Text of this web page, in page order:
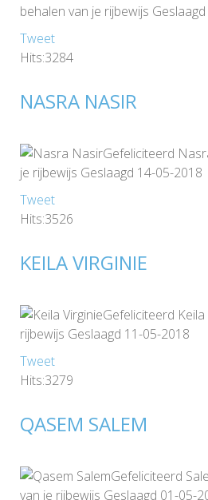
behalen van je rijbewijs
Tweet
Hits:3284
NASRA NASIR
Gefeliciteerd
je rijbewijs Geslaagd 14-05-2018
Tweet
Hits:3526
KEILA VIRGINIE
Gefeliciteerd
rijbewijs Geslaagd 11-05-2018
Tweet
Hits:3279
QASEM SALEM
Gefeliciteerd
van je rijbewijs Geslaagd 01-05-